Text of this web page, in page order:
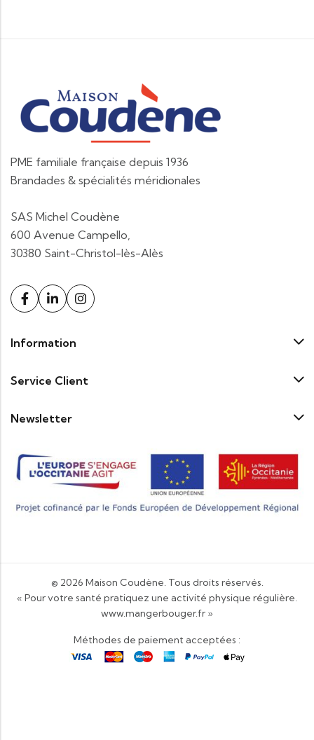
PME familiale française depuis 1936
Brandades & spécialités méridionales
SAS Michel Coudène
600 Avenue Campello,
30380 Saint-Christol-lès-Alès
Information
Service Client
Newsletter
© 2026 Maison Coudène. Tous droits réservés.
« Pour votre santé pratiquez une activité physique régulière.
www.mangerbouger.fr »
Méthodes de paiement acceptées :